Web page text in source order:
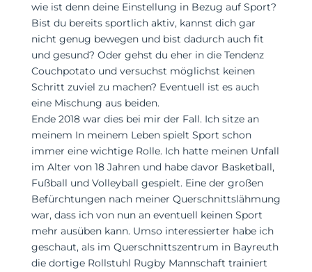
wie ist denn deine Einstellung in Bezug auf Sport?
Bist du bereits sportlich aktiv, kannst dich gar
nicht genug bewegen und bist dadurch auch fit
und gesund? Oder gehst du eher in die Tendenz
Couchpotato und versuchst möglichst keinen
Schritt zuviel zu machen? Eventuell ist es auch
eine Mischung aus beiden.
Ende 2018 war dies bei mir der Fall. Ich sitze an
meinem In meinem Leben spielt Sport schon
immer eine wichtige Rolle. Ich hatte meinen Unfall
im Alter von 18 Jahren und habe davor Basketball,
Fußball und Volleyball gespielt. Eine der großen
Befürchtungen nach meiner Querschnittslähmung
war, dass ich von nun an eventuell keinen Sport
mehr ausüben kann. Umso interessierter habe ich
geschaut, als im Querschnittszentrum in Bayreuth
die dortige Rollstuhl Rugby Mannschaft trainiert